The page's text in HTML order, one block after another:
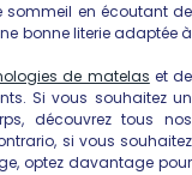
sommeil en écoutant de
bonne literie adaptée à
de matelas et de
Si vous souhaitez un
découvrez tous nos
si vous souhaitez
optez davantage pour